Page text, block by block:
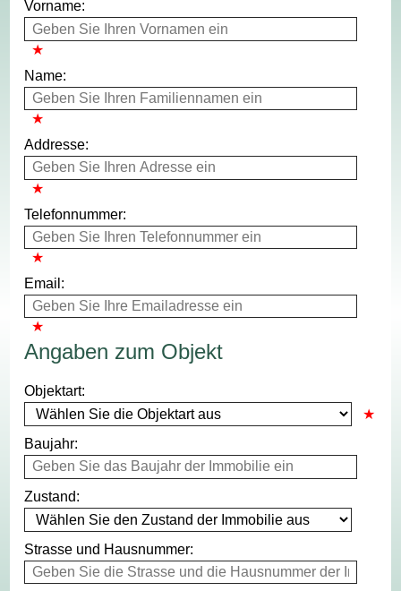
Vorname:
Name:
Addresse:
Telefonnummer:
Email:
Angaben zum Objekt
Objektart:
Baujahr:
Zustand:
Strasse und Hausnummer: